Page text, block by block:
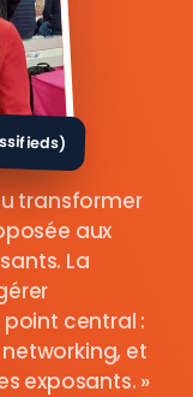
transformer
aux
La
point central :
et
exposants.